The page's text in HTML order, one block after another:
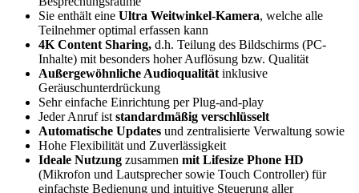
Sie enthält eine Ultra Weitwinkel-Kamera, welche alle
Teilnehmer optimal erfassen kann
4K Content Sharing, d.h. Teilung des Bildschirms (PC-
Inhalte) mit besonders hoher Auflösung bzw. Qualität
Außergewöhnliche Audioqualität inklusive
Geräuschunterdrückung
Sehr einfache Einrichtung per Plug-and-play
Jeder Anruf ist standardmäßig verschlüsselt
Automatische Updates und zentralisierte Verwaltung sowie
Hohe Flexibilität und Zuverlässigkeit
Ideale Nutzung zusammen mit Lifesize Phone HD
(Mikrofon und Lautsprecher sowie Touch Controller) für
einfachste Bedienung und intuitive Steuerung aller